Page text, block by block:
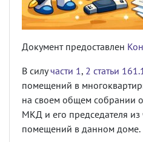
Документ предоставлен
В силучасти 1, 2 статьи
помещений в
на своем общем собрании
МКД и его председателя из
помещений в данном доме.